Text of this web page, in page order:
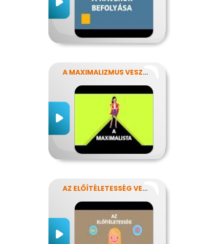
A MAXIMALIZMUS VESZÉLYEI
AZ ELŐÍTÉLETESSÉG VESZÉLYEI